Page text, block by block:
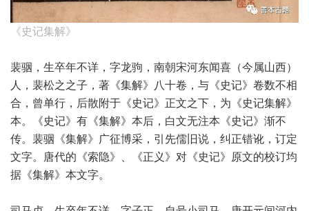
《史记集解》
裴骃，生卒年不详，字龙驹，南朝宋河东闻喜（今属山西）
人，裴松之之子，著《集解》八十卷，与《史记》卷数不相
合，曾单行，后散附于《史记》正文之下，为《史记集解》
本。《史记》有《集解》本后，白文无注本《史记》渐不
传。裴骃《集解》广征博采，引先儒旧说，纠正错讹，订定
文字。唐代的《索隐》、《正义》对《史记》原文的校订均
据《集解》本文字。